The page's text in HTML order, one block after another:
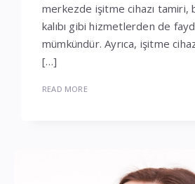
merkezde işitme cihazı tamiri,
kalıbı gibi hizmetlerden de
mümkündür. Ayrıca, işitme
[…]
READ MORE